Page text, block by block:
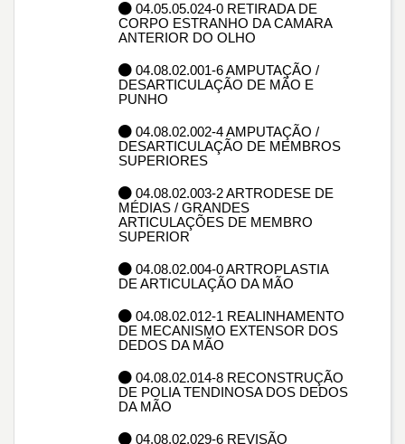
04.05.05.024-0 RETIRADA DE
CORPO ESTRANHO DA CAMARA
ANTERIOR DO OLHO
04.08.02.001-6 AMPUTAÇÃO /
DESARTICULAÇÃO DE MÃO E
PUNHO
04.08.02.002-4 AMPUTAÇÃO /
DESARTICULAÇÃO DE MEMBROS
SUPERIORES
04.08.02.003-2 ARTRODESE DE
MÉDIAS / GRANDES
ARTICULAÇÕES DE MEMBRO
SUPERIOR
04.08.02.004-0 ARTROPLASTIA
DE ARTICULAÇÃO DA MÃO
04.08.02.012-1 REALINHAMENTO
DE MECANISMO EXTENSOR DOS
DEDOS DA MÃO
04.08.02.014-8 RECONSTRUÇÃO
DE POLIA TENDINOSA DOS DEDOS
DA MÃO
04.08.02.029-6 REVISÃO